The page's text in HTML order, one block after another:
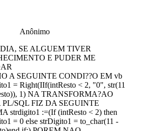
Anônimo
SE ALGUEM TIVER
E PUDER ME
A SEGUINTE CONDI??O EM vb
= Right(IIf(intResto < 2, "0", str(11
1) NA TRANSFORMA?AO
PL/SQL FIZ DA SEGUINTE
strdigito1 :=(If (intResto < 2) then
= 0 else strDigito1 = to_char(11 -